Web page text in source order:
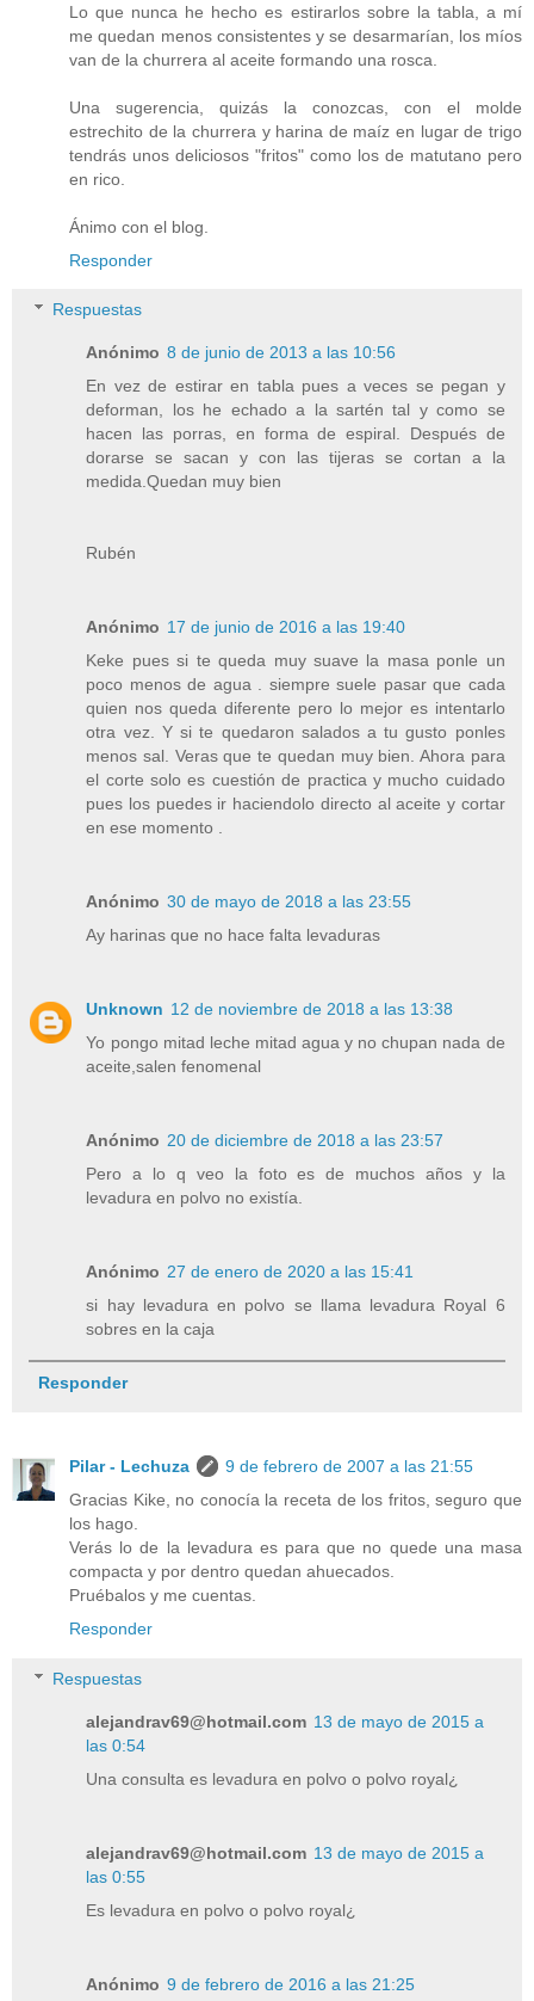
Lo que nunca he hecho es estirarlos sobre la tabla, a mí
me quedan menos consistentes y se desarmarían, los míos
van de la churrera al aceite formando una rosca.
Una sugerencia, quizás la conozcas, con el molde
estrechito de la churrera y harina de maíz en lugar de trigo
tendrás unos deliciosos "fritos" como los de matutano pero
en rico.
Ánimo con el blog.
Responder
Respuestas
Anónimo 8 de junio de 2013 a las 10:56
En vez de estirar en tabla pues a veces se pegan y
deforman, los he echado a la sartén tal y como se
hacen las porras, en forma de espiral. Después de
dorarse se sacan y con las tijeras se cortan a la
medida.Quedan muy bien
Rubén
Anónimo 17 de junio de 2016 a las 19:40
Keke pues si te queda muy suave la masa ponle un
poco menos de agua . siempre suele pasar que cada
quien nos queda diferente pero lo mejor es intentarlo
otra vez. Y si te quedaron salados a tu gusto ponles
menos sal. Veras que te quedan muy bien. Ahora para
el corte solo es cuestión de practica y mucho cuidado
pues los puedes ir haciendolo directo al aceite y cortar
en ese momento .
Anónimo 30 de mayo de 2018 a las 23:55
Ay harinas que no hace falta levaduras
Unknown 12 de noviembre de 2018 a las 13:38
Yo pongo mitad leche mitad agua y no chupan nada de
aceite,salen fenomenal
Anónimo 20 de diciembre de 2018 a las 23:57
Pero a lo q veo la foto es de muchos años y la
levadura en polvo no existía.
Anónimo 27 de enero de 2020 a las 15:41
si hay levadura en polvo se llama levadura Royal 6
sobres en la caja
Responder
Pilar - Lechuza
9 de febrero de 2007 a las 21:55
Gracias Kike, no conocía la receta de los fritos, seguro que
los hago.
Verás lo de la levadura es para que no quede una masa
compacta y por dentro quedan ahuecados.
Pruébalos y me cuentas.
Responder
Respuestas
alejandrav69@hotmail.com 13 de mayo de 2015 a
las 0:54
Una consulta es levadura en polvo o polvo royal¿
alejandrav69@hotmail.com 13 de mayo de 2015 a
las 0:55
Es levadura en polvo o polvo royal¿
Anónimo 9 de febrero de 2016 a las 21:25